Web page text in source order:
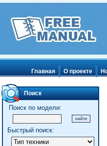
Главная О проекте
Поиск
Поиск по модели:
Быстрый поиск: